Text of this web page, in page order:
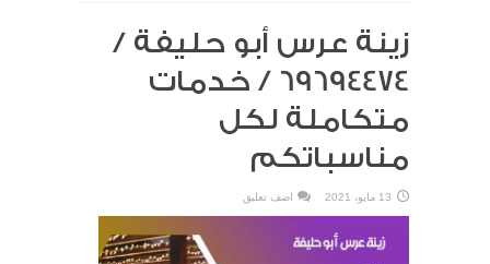
زينة عرس أبو حليفة /
69694474 / خدمات
متكاملة لكل
مناسباتكم
13 مايو، 2021 اضف تعليق